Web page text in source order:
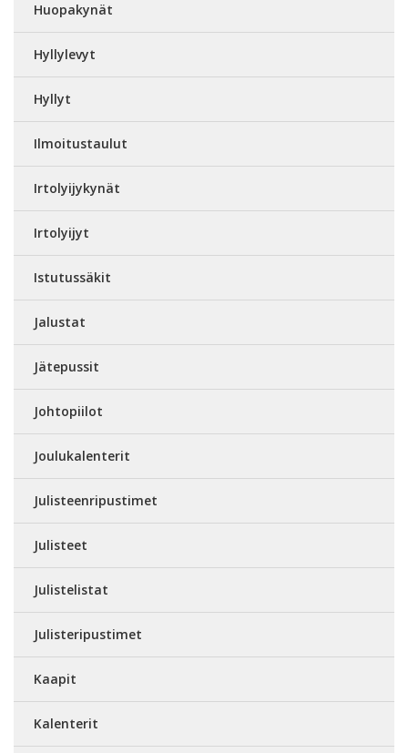
Huopakynät
Hyllylevyt
Hyllyt
Ilmoitustaulut
Irtolyijykynät
Irtolyijyt
Istutussäkit
Jalustat
Jätepussit
Johtopiilot
Joulukalenterit
Julisteenripustimet
Julisteet
Julistelistat
Julisteripustimet
Kaapit
Kalenterit